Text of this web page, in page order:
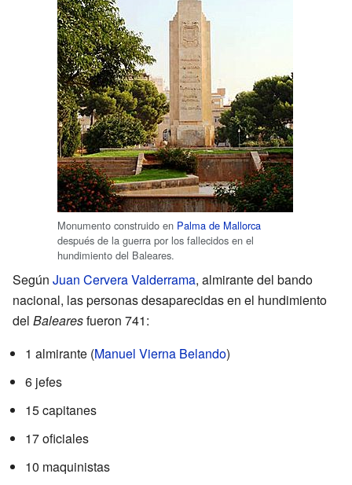
Monumento construido en Palma de Mallorca
después de la guerra por los fallecidos en el
hundimiento del Baleares.
Según Juan Cervera Valderrama, almirante del bando
nacional, las personas desaparecidas en el hundimiento
del Balearesfueron 741:
1 almirante (Manuel Vierna Belando)
6 jefes
15 capitanes
17 oficiales
10 maquinistas